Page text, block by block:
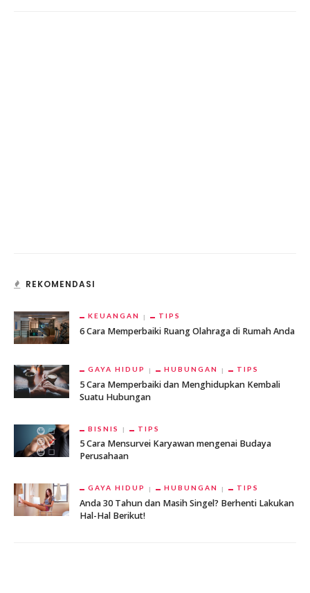
REKOMENDASI
KEUANGAN TIPS
6 Cara Memperbaiki Ruang Olahraga di Rumah Anda
GAYA HIDUP HUBUNGAN TIPS
5 Cara Memperbaiki dan Menghidupkan Kembali
Suatu Hubungan
BISNIS TIPS
5 Cara Mensurvei Karyawan mengenai Budaya
Perusahaan
GAYA HIDUP HUBUNGAN TIPS
Anda 30 Tahun dan Masih Singel? Berhenti Lakukan
Hal-Hal Berikut!